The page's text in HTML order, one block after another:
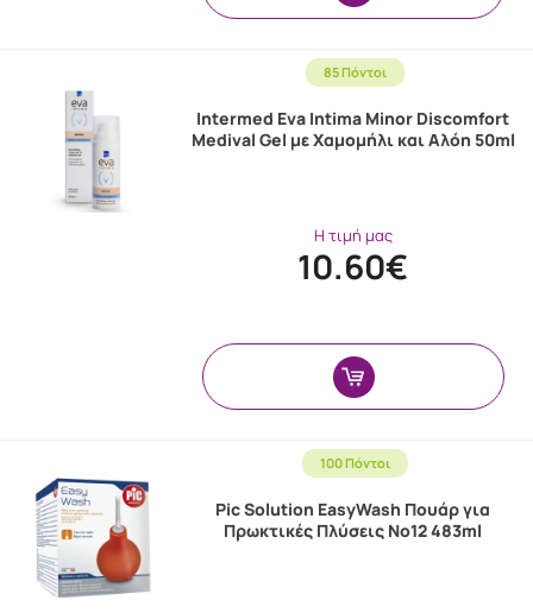
85 Πόντοι
Intermed Eva Intima Minor Discomfort
Medival Gel με Χαμομήλι και Αλόη 50ml
Η τιμή μας
10.60€
100 Πόντοι
Pic Solution EasyWash Πουάρ για
Πρωκτικές Πλύσεις Nο12 483ml